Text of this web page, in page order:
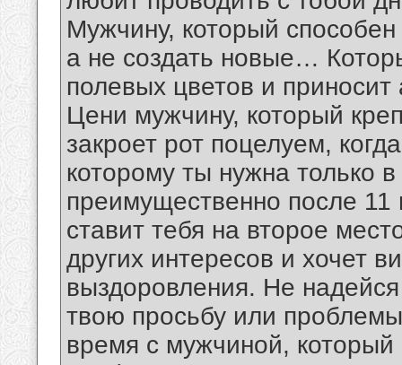
Мужчину, который
а не создать новые…
полевых цветов и
Цени мужчину, который
закроет рот поцелуем,
которому ты нужна только
преимущественно после
ставит тебя на второе
других интересов и хочет
выздоровления. Не
твою просьбу или
время с мужчиной, который